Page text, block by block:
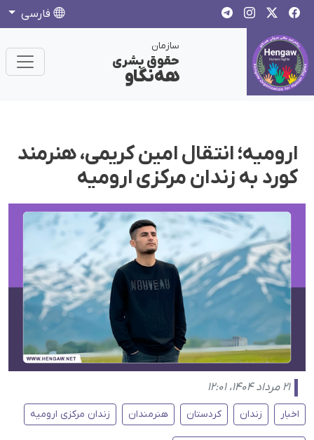
فارسی
سازمان
حقوق بشری
هەنگاو
ارومیه؛ انتقال امین کریمی، هنرمند
کورد به زندان مرکزی ارومیه
۲۱ مرداد ۱۴۰۴، ۱۲:۰۱
اخبار زندان کردستان هنرمندان زندان مرکزی ارومیه